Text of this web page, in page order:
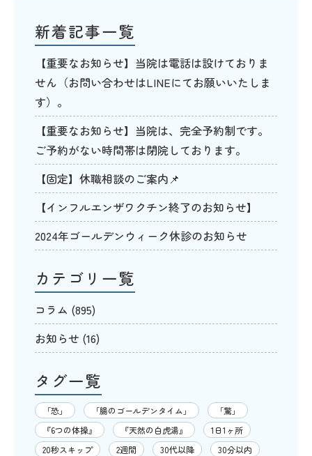
新着記事一覧
【重要なお知らせ】当院は電話は設けておりま
せん（お問い合わせはLINEにてお願いいたしま
す）。
【重要なお知らせ】当院は、完全予約制です。
ご予約がない時間帯は閉院しております。
【固定】休職相談のご案内📌
【インフルエンザワクチン終了のお知らせ】
2024年ゴールデンウィーク休診のお知らせ
カテゴリ一覧
コラム (895)
お知らせ (16)
タグ一覧
「恐」 「腸のゴールデンタイム」
「驚」
『6つの体操』
『天然の白虎湯』
1日1ヶ所
20秒スキップ
2週間 30代以降
30分以内